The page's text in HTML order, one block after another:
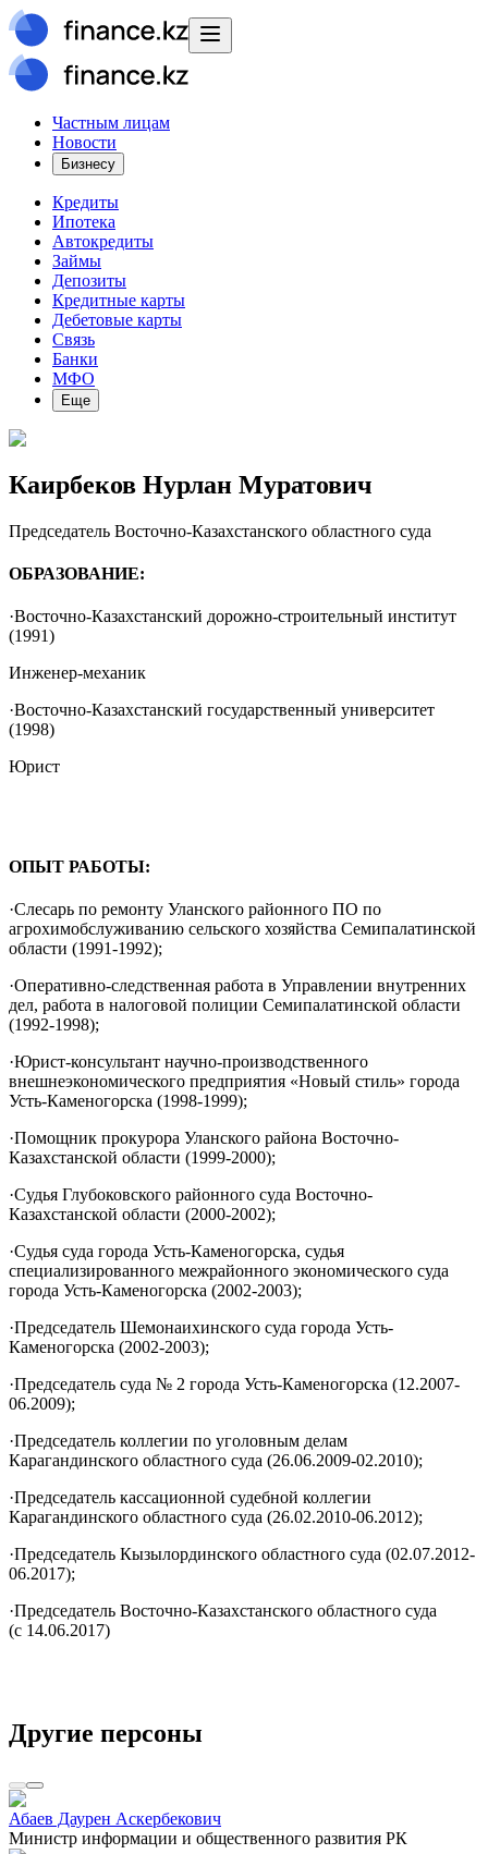
Частным лицам
Новости
Бизнесу
Кредиты
Ипотека
Автокредиты
Займы
Депозиты
Кредитные карты
Дебетовые карты
Связь
Банки
МФО
Еще
Каирбеков Нурлан Муратович
Председатель Восточно-Казахстанского областного суда
ОБРАЗОВАНИЕ:
·Восточно-Казахстанский дорожно-строительный институт
(1991)
Инженер-механик
·Восточно-Казахстанский государственный университет
(1998)
Юрист
ОПЫТ РАБОТЫ:
·Слесарь по ремонту Уланского районного ПО по
агрохимобслуживанию сельского хозяйства Семипалатинской
области (1991-1992);
·Оперативно-следственная работа в Управлении внутренних
дел, работа в налоговой полиции Семипалатинской области
(1992-1998);
·Юрист-консультант научно-производственного
внешнеэкономического предприятия «Новый стиль» города
Усть-Каменогорска (1998-1999);
·Помощник прокурора Уланского района Восточно-
Казахстанской области (1999-2000);
·Судья Глубоковского районного суда Восточно-
Казахстанской области (2000-2002);
·Судья суда города Усть-Каменогорска, судья
специализированного межрайонного экономического суда
города Усть-Каменогорска (2002-2003);
·Председатель Шемонаихинского суда города Усть-
Каменогорска (2002-2003);
·Председатель суда № 2 города Усть-Каменогорска (12.2007-
06.2009);
·Председатель коллегии по уголовным делам
Карагандинского областного суда (26.06.2009-02.2010);
·Председатель кассационной судебной коллегии
Карагандинского областного суда (26.02.2010-06.2012);
·Председатель Кызылординского областного суда (02.07.2012-
06.2017);
·Председатель Восточно-Казахстанского областного суда
(с 14.06.2017)
Другие персоны
Абаев Даурен Аскербекович
Министр информации и общественного развития РК